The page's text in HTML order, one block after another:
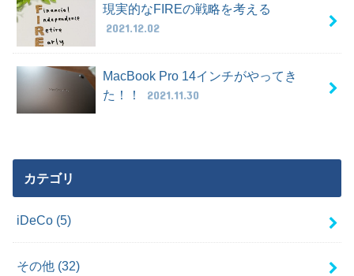
現実的なFIREの戦略を考える
2021.12.02
MacBook Pro 14インチがやってき
た！！
2021.11.30
カテゴリ
iDeCo (5)
その他 (32)